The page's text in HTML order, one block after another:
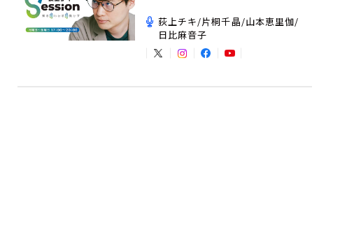
荻上チキ/片桐千晶/山本恵里伽/
日比麻音子